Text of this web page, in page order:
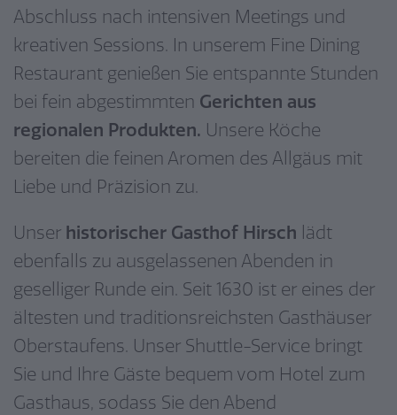
Abschluss nach intensiven Meetings und
kreativen Sessions. In unserem Fine Dining
Restaurant genießen Sie entspannte Stunden
bei fein abgestimmten Gerichten aus
regionalen Produkten. Unsere Köche
bereiten die feinen Aromen des Allgäus mit
Liebe und Präzision zu.
Unser historischer Gasthof Hirsch lädt
ebenfalls zu ausgelassenen Abenden in
geselliger Runde ein. Seit 1630 ist er eines der
ältesten und traditionsreichsten Gasthäuser
Oberstaufens. Unser Shuttle-Service bringt
Sie und Ihre Gäste bequem vom Hotel zum
Gasthaus, sodass Sie den Abend